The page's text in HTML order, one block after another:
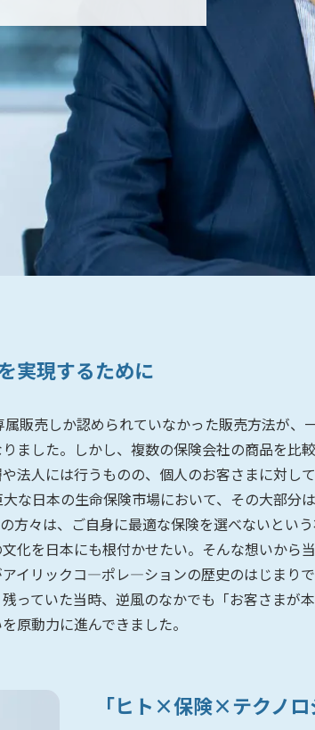
実現するために
販売しか認められていなかった販売方法が
ました。しかし、複数の保険会社の商品を比
法人には行うものの、個人のお客さまに対し
な日本の生命保険市場において、その大部分
方々は、ご自身に最適な保険を選べないとい
化を日本にも根付かせたい。そんな想いから
イリックコ―ポレ―ションの歴史のはじまりで
っていた当時、逆風のなかでも「お客さまが
原動力に進んできました。
「ヒト×保険×テクノ